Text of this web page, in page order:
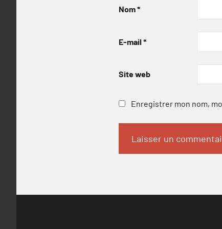
Nom*
E-mail *
Site web
Enregistrer mon nom,